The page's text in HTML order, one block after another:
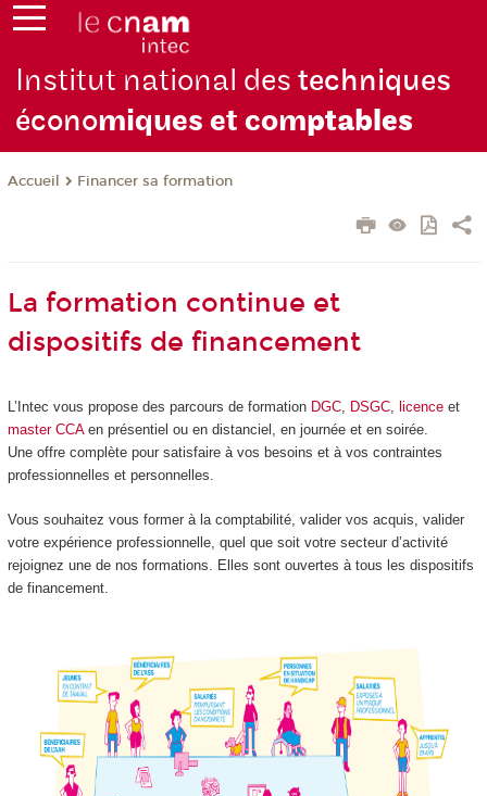
Institut national destechniques
économiques et comptables
Accueil Financer sa formation
La formation continue et
dispositifs de financement
L’Intec vous propose des parcours de formation DGC, DSGC, licence et
master CCAen présentiel ou en distanciel, en journée et en soirée.
Une offre complète pour satisfaire à vos besoins et à vos contraintes
professionnelles et personnelles.
Vous souhaitez vous former à la comptabilité, valider vos acquis, valider
votre expérience professionnelle, quel que soit votre secteur d’activité
rejoignez une de nos formations. Elles sont ouvertes à tous les dispositifs
de financement.